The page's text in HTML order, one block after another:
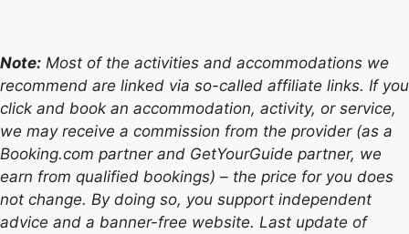
Note: Most of the activities and accommodations we
recommend are linked via so-called affiliate links. If you
click and book an accommodation, activity, or service,
we may receive a commission from the provider (as a
Booking.com partner and GetYourGuide partner, we
earn from qualified bookings) – the price for you does
not change. By doing so, you support independent
advice and a banner-free website. Last update of